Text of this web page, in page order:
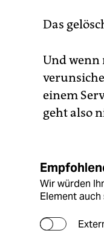
Das
Und wenn
einem
geht also
Wir würden
Element auch